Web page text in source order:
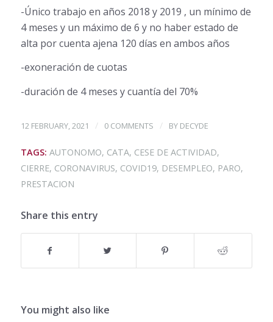
-Único trabajo en años 2018 y 2019 , un mínimo de
4 meses y un máximo de 6 y no haber estado de
alta por cuenta ajena 120 días en ambos años
-exoneración de cuotas
-duración de 4 meses y cuantía del 70%
12 FEBRUARY, 2021 / 0 COMMENTS / BY DECYDE
TAGS: AUTONOMO, CATA, CESE DE ACTIVIDAD,
CIERRE, CORONAVIRUS, COVID19, DESEMPLEO, PARO,
PRESTACION
Share this entry
You might also like